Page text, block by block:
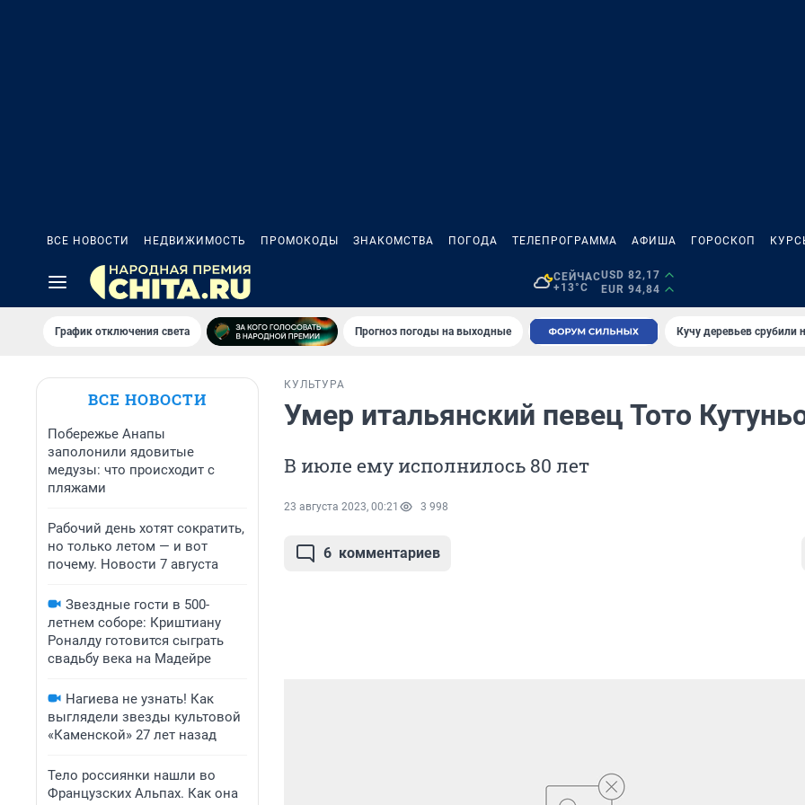
ВСЕ НОВОСТИ НЕДВИЖИМОСТЬ ПРОМОКОДЫ ЗНАКОМСТВА ПОГОДА ТЕЛЕПРОГРАММА АФИША ГОРОСКОП
СЕЙЧАС
+13°C
USD 82,17
EUR 94,84
График отключения света Прогноз погоды на выходные Кучу деревьев срубили
ВСЕ НОВОСТИ
Побережье Анапы
заполонили ядовитые
медузы: что происходит с
пляжами
Рабочий день хотят сократить,
но только летом — и вот
почему. Новости 7 августа
Звездные гости в 500-
летнем соборе: Криштиану
Роналду готовится сыграть
свадьбу века на Мадейре
Нагиева не узнать! Как
выглядели звезды культовой
«Каменской» 27 лет назад
Тело россиянки нашли во
Французских Альпах. Как она
КУЛЬТУРА
Умер итальянский певец Тото
В июле ему исполнилось 80 лет
23 августа 2023, 00:21 3 998
6 комментариев